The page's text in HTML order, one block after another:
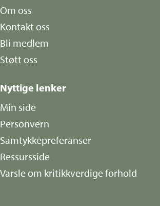
Om oss
Kontakt oss
Bli medlem
Støtt oss
Nyttige lenker
Min side
Personvern
Samtykkepreferanser
Ressursside
Varsle om kritikkverdige forhold